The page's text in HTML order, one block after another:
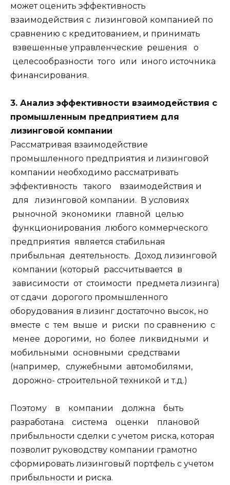
может оценить эффективность
взаимодействия с лизинговой компанией по
сравнению с кредитованием, и принимать
взвешенные управленческие решения о
целесообразности того или иного источника
финансирования.
3. Анализ эффективности взаимодействия с
промышленным предприятием для
лизинговой компании
Рассматривая взаимодействие
промышленного предприятия и лизинговой
компании необходимо рассматривать
эффективность такого взаимодействия и
для лизинговой компании. В условиях
рыночной экономики главной целью
функционирования любого коммерческого
предприятия является стабильная
прибыльная деятельность. Доход лизинговой
компании (который рассчитывается в
зависимости от стоимости предмета лизинга)
от сдачи дорогого промышленного
оборудования в лизинг достаточно высок, но
вместе с тем выше и риски по сравнению с
менее дорогими, но более ликвидными и
мобильными основными средствами
(например, служебными автомобилями,
дорожно- строительной техникой и т.д.)
Поэтому в компании должна быть
разработана система оценки плановой
прибыльности сделки с учетом риска, которая
позволит руководству компании грамотно
сформировать лизинговый портфель с учетом
прибыльности и риска.